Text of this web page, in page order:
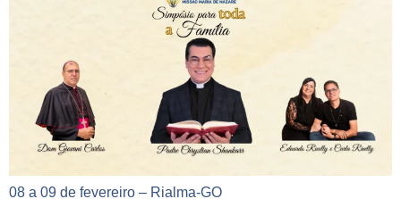
08 a 09 de fevereiro – Rialma-GO